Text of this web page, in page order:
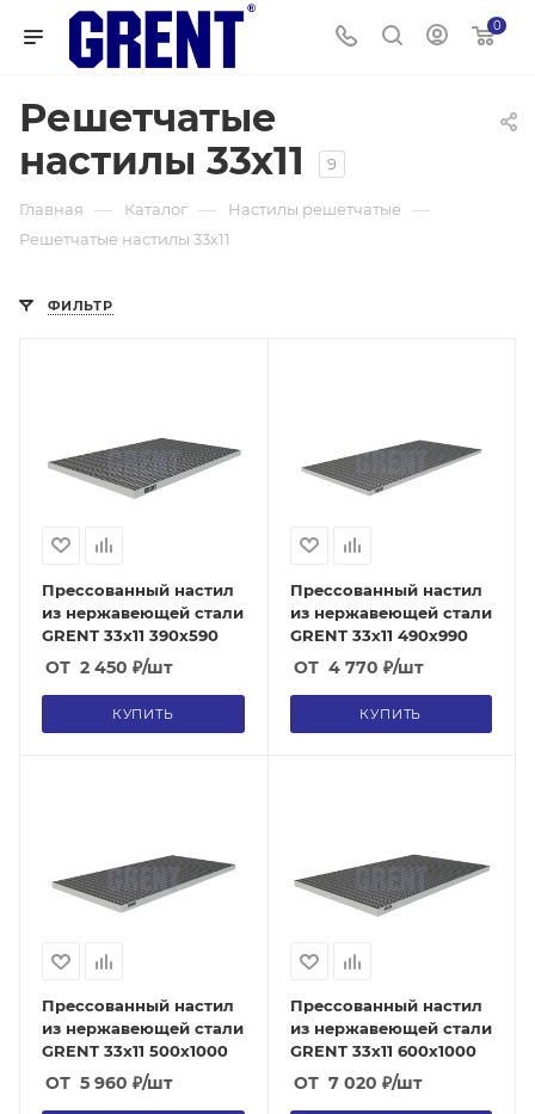
0
Решетчатые
настилы 33х11
9
Главная — Каталог — Настилы решетчатые —
Решетчатые настилы 33х11
ФИЛЬТР
Прессованный настил
из нержавеющей стали
GRENT 33х11 390х590
ОТ 2 450 ₽/шт
КУПИТЬ
Прессованный настил
из нержавеющей стали
GRENT 33х11 490х990
ОТ 4 770 ₽/шт
КУПИТЬ
Прессованный настил
из нержавеющей стали
GRENT 33х11 500х1000
ОТ 5 960 ₽/шт
Прессованный настил
из нержавеющей стали
GRENT 33х11 600х1000
ОТ 7 020 ₽/шт